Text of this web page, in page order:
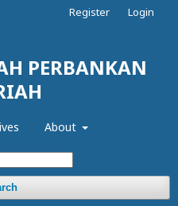
PERBANKAN
About
Register Login